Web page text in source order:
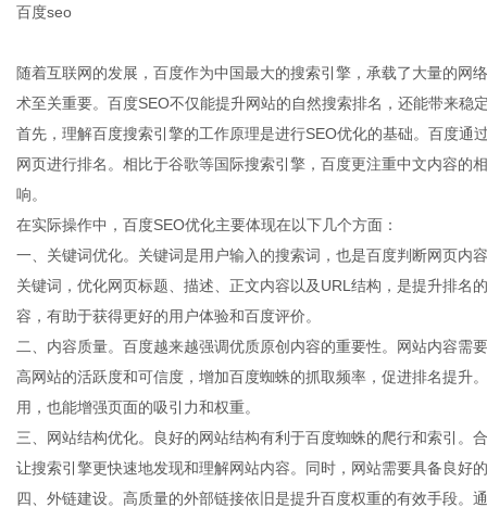
百度seo
随着互联网的发展，百度作为中国最大的搜索引擎，承载了大量的网
术至关重要。百度SEO不仅能提升网站的自然搜索排名，还能带来稳
首先，理解百度搜索引擎的工作原理是进行SEO优化的基础。百度
网页进行排名。相比于谷歌等国际搜索引擎，百度更注重中文内容的
响。
在实际操作中，百度SEO优化主要体现在以下几个方面：
一、关键词优化。关键词是用户输入的搜索词，也是百度判断网页内
关键词，优化网页标题、描述、正文内容以及URL结构，是提升排名
容，有助于获得更好的用户体验和百度评价。
二、内容质量。百度越来越强调优质原创内容的重要性。网站内容需
高网站的活跃度和可信度，增加百度蜘蛛的抓取频率，促进排名提升
用，也能增强页面的吸引力和权重。
三、网站结构优化。良好的网站结构有利于百度蜘蛛的爬行和索引。
让搜索引擎更快速地发现和理解网站内容。同时，网站需要具备良好
四、外链建设。高质量的外部链接依旧是提升百度权重的有效手段。